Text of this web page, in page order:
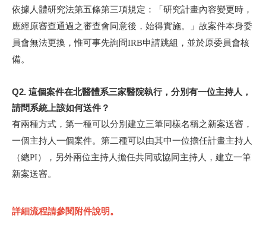
依據人體研究法第五條第三項規定：「研究計畫內容變更時，
應經原審查通過之審查會同意後，始得實施。」故案件本身委
員會無法更換，惟可事先詢問IRB申請跳組，並於原委員會核
備。
Q2. 這個案件在北醫體系三家醫院執行，分別有一位主持人，
請問系統上該如何送件？
有兩種方式，第一種可以分別建立三筆同樣名稱之新案送審，
一個主持人一個案件。第二種可以由其中一位擔任計畫主持人
（總PI），另外兩位主持人擔任共同或協同主持人，建立一筆
新案送審。
詳細流程請參閱附件說明。